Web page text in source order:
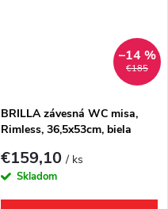
€185
–14 %
BRILLA závesná WC misa,
Rimless, 36,5x53cm, biela
€159,10/ ks
Skladom